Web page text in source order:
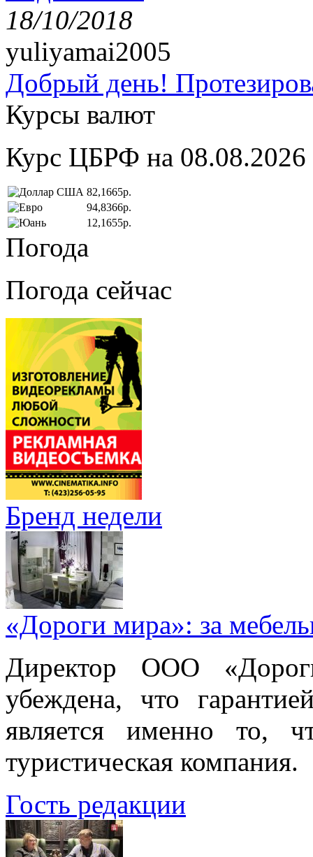
18/10/2018
yuliyamai2005
Добрый день!
Курсы валют
Курс ЦБРФ на 08.08.2026
82,1665р.
94,8366р.
12,1655р.
Погода
Погода сейчас
Бренд недели
«Дороги мира»: за
Директор ООО
убеждена, что
является именно то,
туристическая компания.
Гость редакции